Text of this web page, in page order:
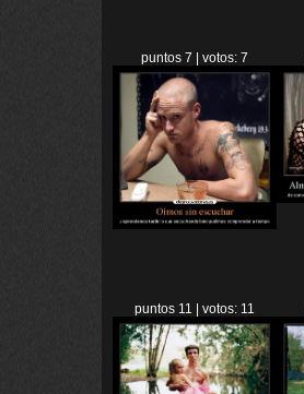
puntos 7 | votos: 7
puntos 11 | votos: 11